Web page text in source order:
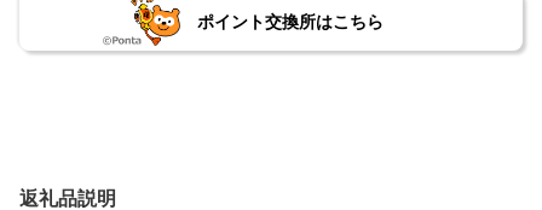
ポイント交換所はこちら
返礼品説明